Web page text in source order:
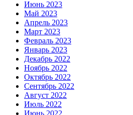
Июнь 2023
Май 2023
Апрель 2023
Март 2023
Февраль 2023
Январь 2023
Декабрь 2022
Ноябрь 2022
Октябрь 2022
Сентябрь 2022
Август 2022
Июль 2022
Июнь 2022